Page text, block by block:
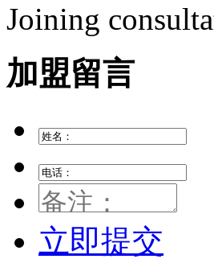
Joining
加盟留言
立即提交